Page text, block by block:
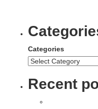
Categories
Recent